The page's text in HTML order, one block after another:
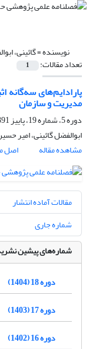
نویسنده =گائینی،
تعداد مقالات: 1
پارادایم‌های سه‌گانه
مدیریت و سازمان
دوره 5، شماره 19، پاییز 1391، صفحه
ابوالفضل گائینی، امیر
مشاهده مقاله
اصل
مقالات آماده انتشار
شماره جاری
شماره‌های پیشین
دوره 18 (1404)
دوره 17 (1403)
دوره 16 (1402)